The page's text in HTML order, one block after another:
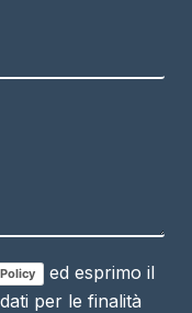
ed esprimo il
per le finalità